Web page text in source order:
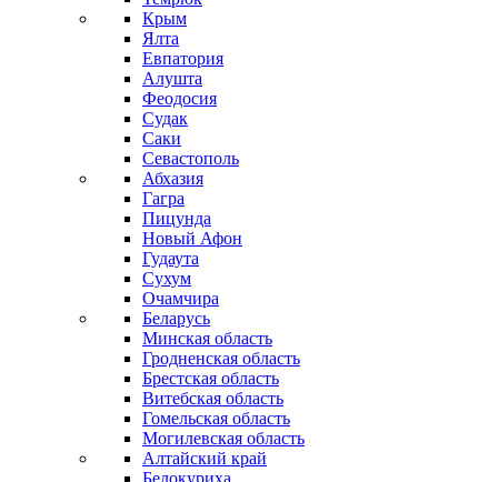
Крым
Ялта
Евпатория
Алушта
Феодосия
Судак
Саки
Севастополь
Абхазия
Гагра
Пицунда
Новый Афон
Гудаута
Сухум
Очамчира
Беларусь
Минская область
Гродненская область
Брестская область
Витебская область
Гомельская область
Могилевская область
Алтайский край
Белокуриха